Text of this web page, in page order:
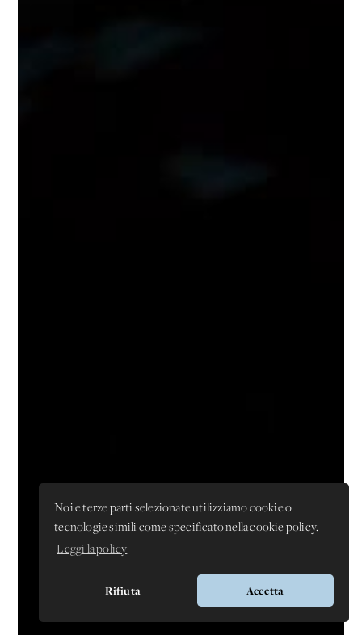
Noi e terze parti selezionate utilizziamo cookie o
tecnologie simili come specificato nella cookie policy.
Leggi la policy
Rifiuta Accetta